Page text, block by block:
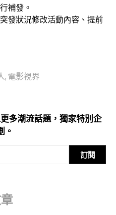
補發。
發狀況修改活動內容、提前
, 電影視界
多潮流話題，獨家特別企
。
訂閱